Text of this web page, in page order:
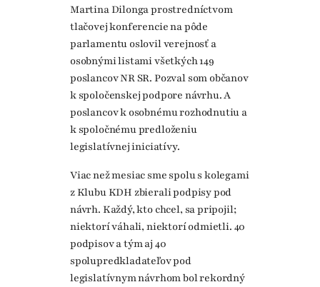
Martina Dilonga prostredníctvom
tlačovej konferencie na pôde
parlamentu oslovil verejnosť a
osobnými listami všetkých 149
poslancov NR SR. Pozval som občanov
k spoločenskej podpore návrhu. A
poslancov k osobnému rozhodnutiu a
k spoločnému predloženiu
legislatívnej iniciatívy.
Viac než mesiac sme spolu s kolegami
z Klubu KDH zbierali podpisy pod
návrh. Každý, kto chcel, sa pripojil;
niektorí váhali, niektorí odmietli. 40
podpisov a tým aj 40
spolupredkladateľov pod
legislatívnym návrhom bol rekordný